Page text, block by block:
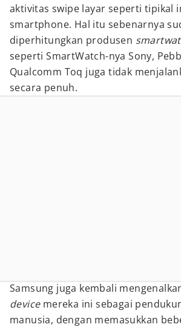
aktivitas swipe layar seperti tipikal
smartphone. Hal itu sebenarnya
diperhitungkan produsen
seperti SmartWatch-nya Sony,
Qualcomm Toq juga tidak
secara penuh.
Samsung juga kembali
devicemereka ini sebagai
manusia, dengan memasukkan